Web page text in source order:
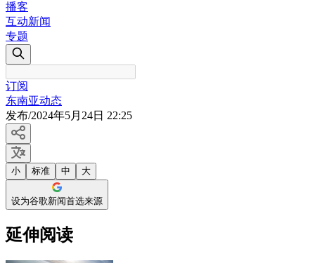
播客
互动新闻
专题
订阅
东南亚动态
发布/2024年5月24日 22:25
小 标准 中 大
设为谷歌新闻首选来源
延伸阅读